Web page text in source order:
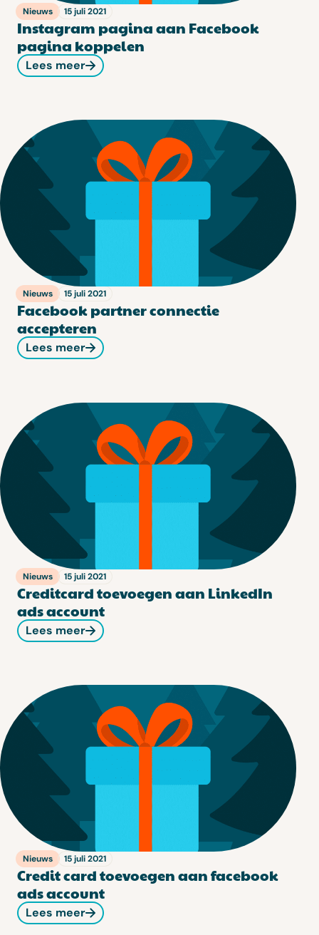
Nieuws 15 juli 2021
Instagram pagina aan Facebook
pagina koppelen
Lees meer
Nieuws 15 juli 2021
Facebook partner connectie
accepteren
Lees meer
Nieuws 15 juli 2021
Creditcard toevoegen aan LinkedIn
ads account
Lees meer
Nieuws 15 juli 2021
Credit card toevoegen aan facebook
ads account
Lees meer